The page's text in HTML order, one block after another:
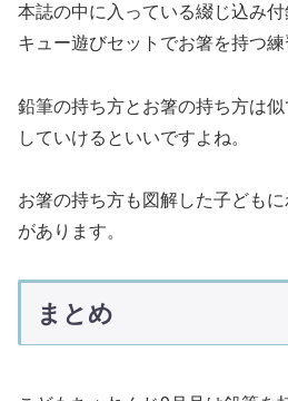
本誌の中に入っている綴じ込み
キュー遊びセットでお箸を持つ練
鉛筆の持ち方とお箸の持ち方は
していけるといいですよね。
お箸の持ち方も図解した子ども
があります。
まとめ